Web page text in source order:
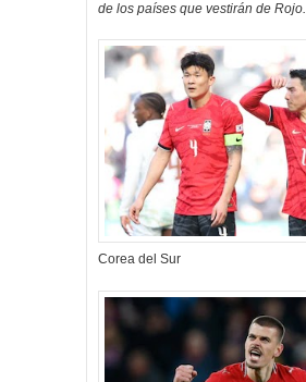
de los países que vestirán de Rojo.
Corea del Sur